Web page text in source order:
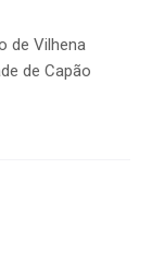
de Vilhena
de Capão